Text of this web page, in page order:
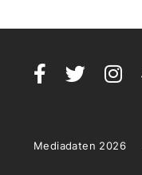
Mediadaten 2026